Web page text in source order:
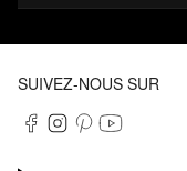
SUIVEZ-NOUS SUR